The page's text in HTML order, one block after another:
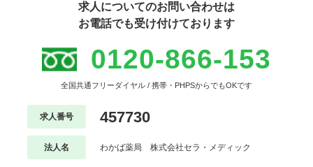
求人についてのお問い合わせは
お電話でも受け付けております
0120-866-153
全国共通フリーダイヤル / 携帯・PHPSからでもOKです
求人番号 457730
法人名 わかば薬局 株式会社セラ・メディック